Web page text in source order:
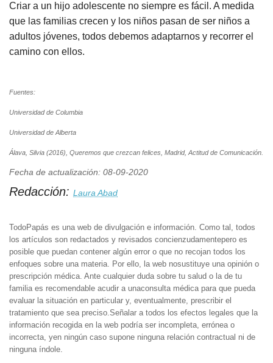
Criar a un hijo adolescente no siempre es fácil. A medida
que las familias crecen y los niños pasan de ser niños a
adultos jóvenes, todos debemos adaptarnos y recorrer el
camino con ellos.
Fuentes:
Universidad de Columbia
Universidad de Alberta
Álava, Silvia (2016), Queremos que crezcan felices, Madrid, Actitud de Comunicación.
Fecha de actualización: 08-09-2020
Redacción: Laura Abad
TodoPapás es una web de divulgación e información. Como tal, todos
los artículos son redactados y revisados concienzudamentepero es
posible que puedan contener algún error o que no recojan todos los
enfoques sobre una materia. Por ello, la web nosustituye una opinión o
prescripción médica. Ante cualquier duda sobre tu salud o la de tu
familia es recomendable acudir a unaconsulta médica para que pueda
evaluar la situación en particular y, eventualmente, prescribir el
tratamiento que sea preciso.Señalar a todos los efectos legales que la
información recogida en la web podría ser incompleta, errónea o
incorrecta, yen ningún caso supone ninguna relación contractual ni de
ninguna índole.